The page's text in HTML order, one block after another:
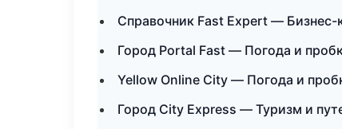
Справочник Fast Expert — Бизнес-
Город Portal Fast — Погода и
Yellow Online City — Погода и
Город City Express — Туризм и